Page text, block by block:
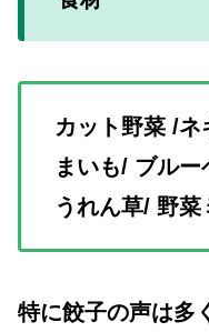
カット野菜 /
まいも/ ブル
うれん草/ 野菜
特に餃子の声は多